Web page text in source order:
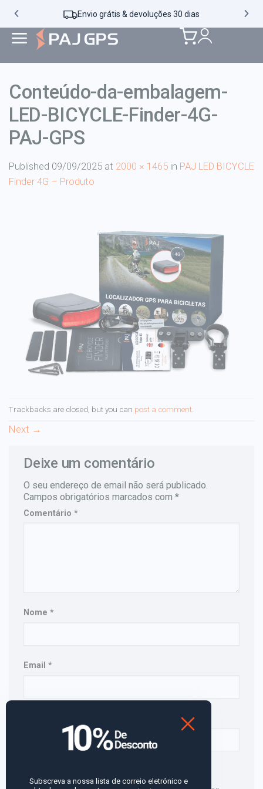
Envio grátis & devoluções 30 dias
Conteúdo-da-embalagem-
LED-BICYCLE-Finder-4G-
PAJ-GPS
Published 09/09/2025 at 2000 × 1465 in PAJ LED BICYCLE
Finder 4G – Produto
Trackbacks are closed, but you can post a comment
Next →
Deixe um comentário
O seu endereço de email não será publicado.
Campos obrigatórios marcados com *
Comentário *
Nome *
Email *
Subscreva a nossa lista de correio eletrónico e